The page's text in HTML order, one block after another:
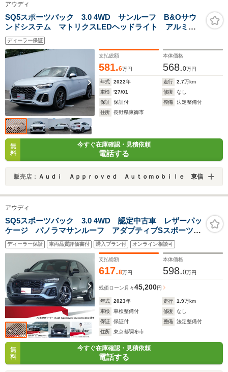
アウディ
SQ5スポーツバック 3.0 4WD サンルーフ B&Oサウ
ンドシステム マトリクスLEDヘッドライト アルミホ
イール レザーシート オートエアコン 全席シートヒ
ーター ワイヤレスチャージング キャリパーレッド
オートマチックテールゲート
ディーラー保証
支払総額
581.6万円
本体価格
568.0万円
年式 2022年 走行 2.7万km
車検
'27/01 修復
なし
保証
保証付 整備
法定整備付
住所
長野県東御市
無
料
今すぐ在庫確認・見積依頼
電話する
販売店： Ａｕｄｉ Ａｐｐｒｏｖｅｄ Ａｕｔｏｍｏｂｉｌｅ 東信
アウディ
SQ5スポーツバック 3.0 4WD 認定中古車 レザーパッ
ケージ パノラマサンルーフ アダプティブSスポーツエ
アサスペンション ブラックAudi rings&ブラックスタイ
リングパッケージ TV ヘッドアップディスプレイ コ
ンフォートパッケージ
ディーラー保証 車両品質評価書付 購入プラン付 オンライン相談可
支払総額
617.8万円
本体価格
598.0万円
残価ローン 月々45,200円
年式 2023年 走行 1.9万km
車検
車検整備付 修復
なし
保証
保証付 整備
法定整備付
住所
東京都調布市
無
料
今すぐ在庫確認・見積依頼
電話する